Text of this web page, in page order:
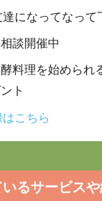
達になってなって
談開催中
料理を始められ
ト
こちら
るサービス